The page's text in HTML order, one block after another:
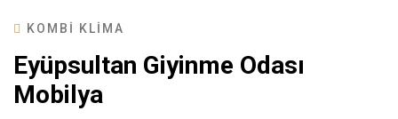
KOMBI KLIMA
Eyüpsultan Giyinme Odası
Mobilya